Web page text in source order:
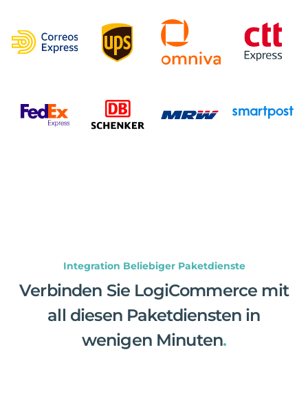
Integration Beliebiger Paketdienste
Verbinden Sie LogiCommerce mit
all diesen Paketdiensten in
wenigen Minuten.